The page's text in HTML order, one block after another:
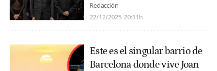
Redacción
22/12/2025 20:11h
Este es el singular barrio de
Barcelona donde vive Joan